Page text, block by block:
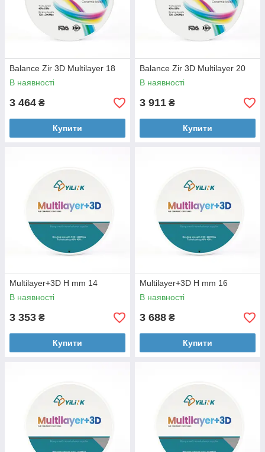
Balance Zir 3D Multilayer 18
В наявності
3 464 ₴
Купити
Balance Zir 3D Multilayer 20
В наявності
3 911 ₴
Купити
Multilayer+3D H mm 14
В наявності
3 353 ₴
Купити
Multilayer+3D H mm 16
В наявності
3 688 ₴
Купити